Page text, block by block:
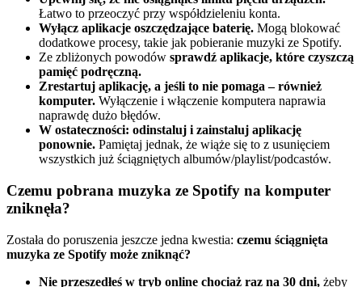
Łatwo to przeoczyć przy współdzieleniu konta.
Wyłącz aplikacje oszczędzające baterię. Mogą blokować
dodatkowe procesy, takie jak pobieranie muzyki ze Spotify.
Ze zbliżonych powodów sprawdź aplikacje, które czyszczą
pamięć podręczną.
Zrestartuj aplikację, a jeśli to nie pomaga – również
komputer. Wyłączenie i włączenie komputera naprawia
naprawdę dużo błędów.
W ostateczności: odinstaluj i zainstaluj aplikację
ponownie. Pamiętaj jednak, że wiąże się to z usunięciem
wszystkich już ściągniętych albumów/playlist/podcastów.
Czemu pobrana muzyka ze Spotify na komputer
zniknęła?
Została do poruszenia jeszcze jedna kwestia: czemu ściągnięta
muzyka ze Spotify może zniknąć?
Nie przeszedłeś w tryb online chociaż raz na 30 dni, żeby